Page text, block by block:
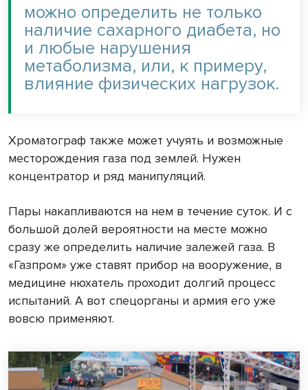
можно определить не только
наличие сахарного диабета, но
и любые нарушения
метаболизма, или, к примеру,
влияние физических нагрузок.
Хроматограф также может учуять и возможные
месторождения газа под землей. Нужен
концентратор и ряд манипуляций.
Пары накапливаются на нем в течение суток. И с
большой долей вероятности на месте можно
сразу же определить наличие залежей газа. В
«Газпром» уже ставят прибор на вооружение, в
медицине нюхатель проходит долгий процесс
испытаний. А вот спецорганы и армия его уже
вовсю применяют.